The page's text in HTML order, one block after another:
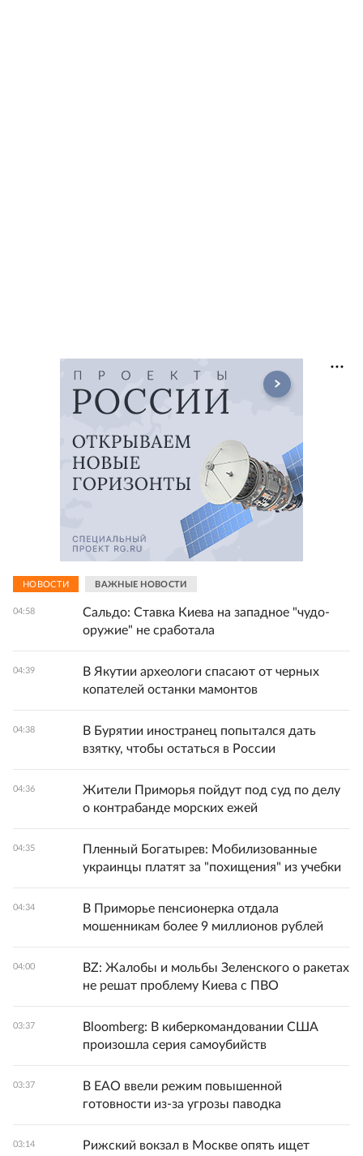
НОВОСТИ ВАЖНЫЕ НОВОСТИ
04:58
Сальдо: Ставка Киева на западное "чудо-
оружие" не сработала
04:39
В Якутии археологи спасают от черных
копателей останки мамонтов
04:38
В Бурятии иностранец попытался дать
взятку, чтобы остаться в России
04:36
Жители Приморья пойдут под суд по делу
о контрабанде морских ежей
04:35
Пленный Богатырев: Мобилизованные
украинцы платят за "похищения" из учебки
04:34
В Приморье пенсионерка отдала
мошенникам более 9 миллионов рублей
04:00
BZ: Жалобы и мольбы Зеленского о ракетах
не решат проблему Киева с ПВО
03:37
Bloomberg: В киберкомандовании США
произошла серия самоубийств
03:37
В ЕАО ввели режим повышенной
готовности из-за угрозы паводка
03:14
Рижский вокзал в Москве опять ищет